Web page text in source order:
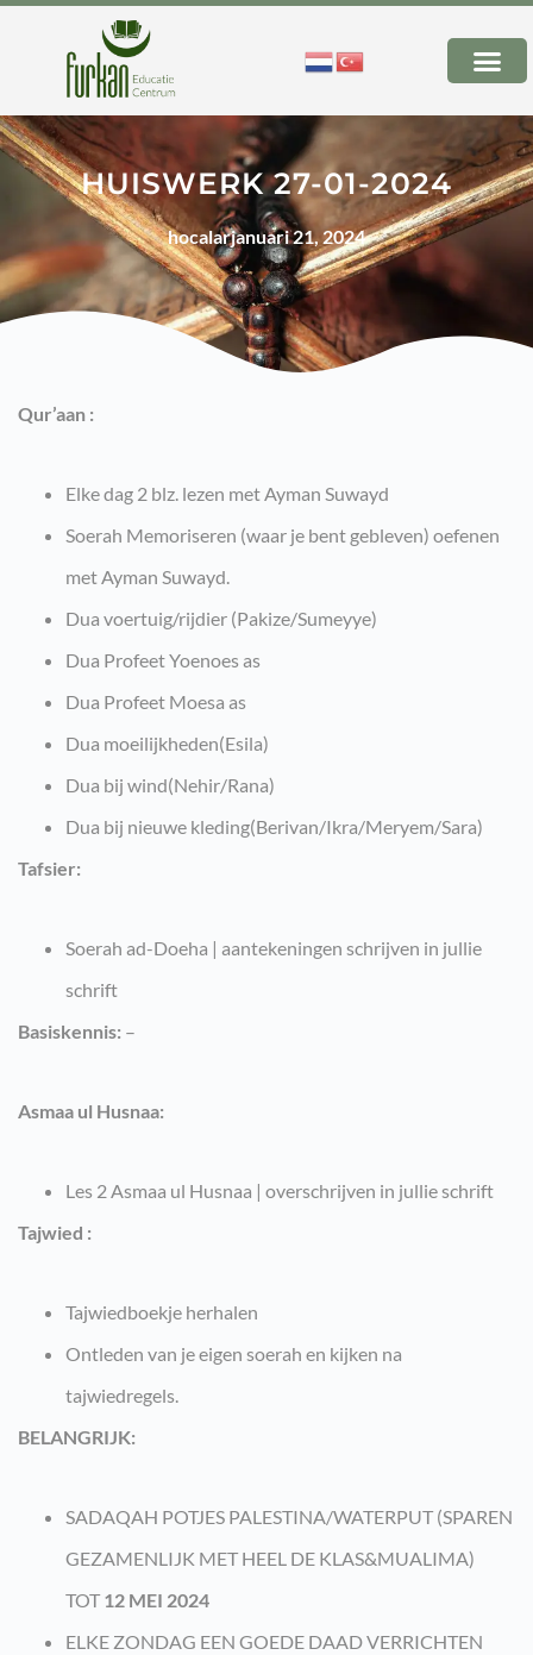
HUISWERK 27-01-2024
hocalarjanuari 21, 2024
Qur’aan :
Elke dag 2 blz. lezen met Ayman Suwayd
Soerah Memoriseren (waar je bent gebleven) oefenen
met Ayman Suwayd.
Dua voertuig/rijdier (Pakize/Sumeyye)
Dua Profeet Yoenoes as
Dua Profeet Moesa as
Dua moeilijkheden(Esila)
Dua bij wind(Nehir/Rana)
Dua bij nieuwe kleding(Berivan/Ikra/Meryem/Sara)
Tafsier:
Soerah ad-Doeha | aantekeningen schrijven in jullie
schrift
Basiskennis: –
Asmaa ul Husnaa:
Les 2 Asmaa ul Husnaa | overschrijven in jullie schrift
Tajwied :
Tajwiedboekje herhalen
Ontleden van je eigen soerah en kijken na
tajwiedregels.
BELANGRIJK:
SADAQAH POTJES PALESTINA/WATERPUT (SPAREN
GEZAMENLIJK MET HEEL DE KLAS&MUALIMA)
TOT12 MEI 2024
ELKE ZONDAG EEN GOEDE DAAD VERRICHTEN